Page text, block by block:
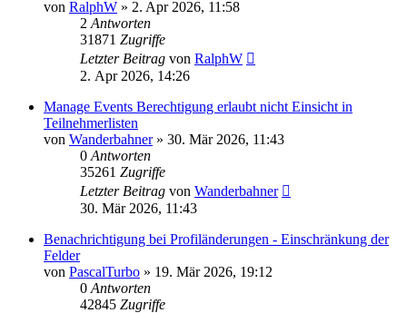
von RalphW » 2. Apr 2026, 11:58
2 Antworten
31871 Zugriffe
Letzter Beitrag von RalphW
2. Apr 2026, 14:26
Manage Events Berechtigung erlaubt nicht Einsicht in
Teilnehmerlisten
von Wanderbahner» 30. Mär 2026, 11:43
0 Antworten
35261 Zugriffe
Letzter Beitrag von Wanderbahner
30. Mär 2026, 11:43
Benachrichtigung bei Profiländerungen - Einschränkung der
Felder
von PascalTurbo » 19. Mär 2026, 19:12
0 Antworten
42845 Zugriffe